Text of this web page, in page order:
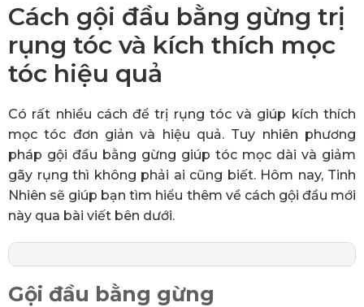
Cách gội đầu bằng gừng trị
rụng tóc và kích thích mọc
tóc hiệu quả
Có rất nhiều cách để trị rụng tóc và giúp kích thích
mọc tóc đơn giản và hiệu quả. Tuy nhiên phương
pháp gội đầu bằng gừng giúp tóc mọc dài và giảm
gãy rụng thì không phải ai cũng biết. Hôm nay, Tinh
Nhiên sẽ giúp bạn tìm hiểu thêm về cách gội đầu mới
này qua bài viết bên dưới.
Gội đầu bằng gừng